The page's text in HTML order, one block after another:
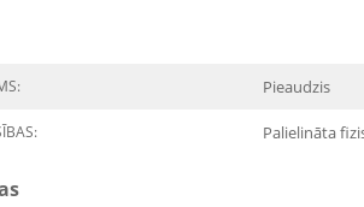
Pieaudzis
Palielināta